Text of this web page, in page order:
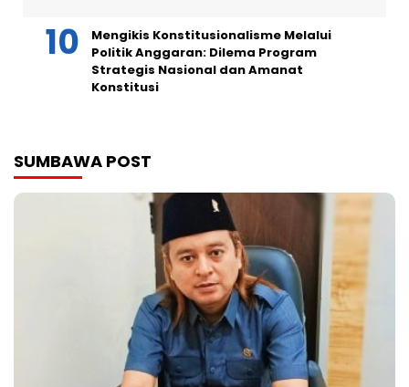
Mengikis Konstitusionalisme Melalui
Politik Anggaran: Dilema Program
Strategis Nasional dan Amanat
Konstitusi
SUMBAWA POST